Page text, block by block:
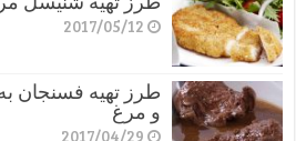
2017/05/12
طرز تهیه فسنجان
و مرغ
2017/04/29